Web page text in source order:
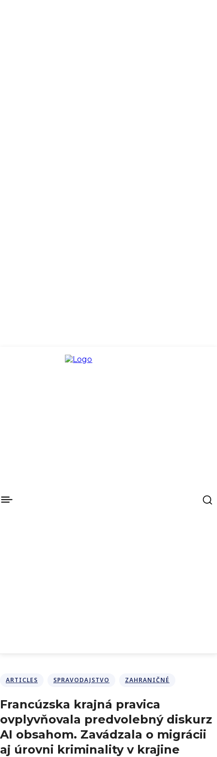
ARTICLES SPRAVODAJSTVO ZAHRANIČNÉ
Francúzska krajná pravica
ovplyvňovala predvolebný diskurz
AI obsahom. Zavádzala o migrácii
aj úrovni kriminality v krajine